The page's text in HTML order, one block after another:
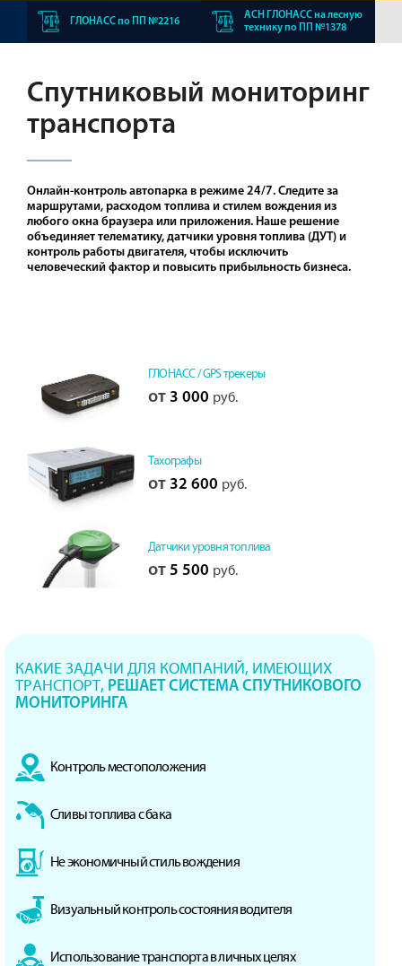
ГЛОНАСС по ПП №2216
АСН ГЛОНАСС на лесную
технику по ПП №1378
Спутниковый мониторинг
транспорта
Онлайн-контроль автопарка в режиме 24/7. Следите за
маршрутами, расходом топлива и стилем вождения из
любого окна браузера или приложения. Наше решение
объединяет телематику, датчики уровня топлива (ДУТ) и
контроль работы двигателя, чтобы исключить
человеческий фактор и повысить прибыльность бизнеса.
ГЛОНАСС / GPS трекеры
от 3 000 руб.
Тахографы
от 32 600 руб.
Датчики уровня топлива
от 5 500 руб.
КАКИЕ ЗАДАЧИ ДЛЯ КОМПАНИЙ, ИМЕЮЩИХ
ТРАНСПОРТ, РЕШАЕТ СИСТЕМА СПУТНИКОВОГО
МОНИТОРИНГА
Контроль местоположения
Сливы топлива с бака
Не экономичный стиль вождения
Визуальный контроль состояния водителя
Использование транспорта в личных целях